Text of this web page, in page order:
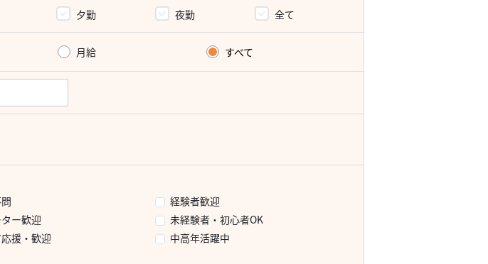
夕勤 夜勤 全て
月給 すべて
経験者歓迎
ー歓迎
未経験者・初心者OK
援・歓迎
中高年活躍中